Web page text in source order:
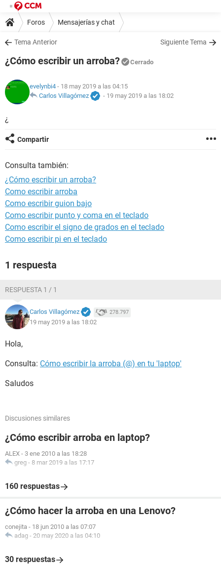
Foros Mensajerías y chat
Tema Anterior Siguiente Tema
¿Cómo escribir un arroba? Cerrado
evelynbi4 - 18 may 2019 a las 04:15
Carlos Villagómez
- 19 may 2019 a las 18:02
¿
Compartir
Consulta también:
¿Cómo escribir un arroba?
Como escribir arroba
Como escribir guion bajo
Como escribir punto y coma en el teclado
Como escribir el signo de grados en el teclado
Como escribir pi en el teclado
1 respuesta
RESPUESTA 1 / 1
Carlos Villagómez 278.797
19 may 2019 a las 18:02
Hola,
Consulta: Cómo escribir la arroba (@) en tu 'laptop'
Saludos
Discusiones similares
¿Cómo escribir arroba en laptop?
ALEX - 3 ene 2010 a las 18:28
greg - 8 mar 2019 a las 17:17
160 respuestas
¿Cómo hacer la arroba en una Lenovo?
conejita - 18 jun 2010 a las 07:07
adag - 20 may 2020 a las 04:10
30 respuestas